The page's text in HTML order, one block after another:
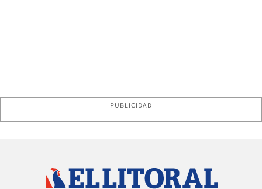
PUBLICIDAD